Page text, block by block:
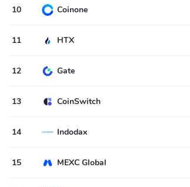
10 Coinone
11 HTX
12 Gate
13 CoinSwitch
14 Indodax
15 MEXC Global